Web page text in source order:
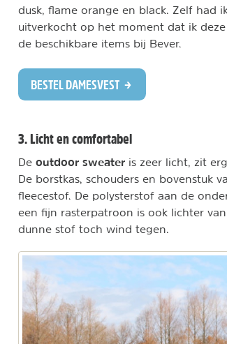
dusk, flame orange en black. Zelf had
uitverkocht op het moment dat ik
de beschikbare items bij Bever.
BESTEL DAMESVEST
3. Licht en comfortabel
De outdoor sweater is zeer licht, zit
De borstkas, schouders en bovenstuk
fleecestof. De polysterstof aan de
een fijn rasterpatroon is ook lichter
dunne stof toch wind tegen.